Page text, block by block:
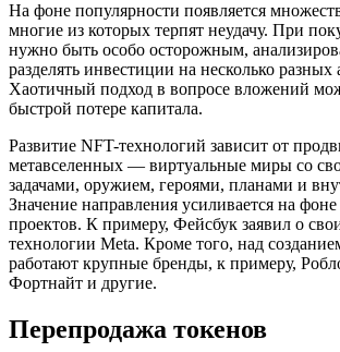
На фоне популярности появляется
многие из которых терпят неудачу. При
нужно быть особо осторожным,
разделять инвестиции на несколько разных
Хаотичный подход в вопросе вложений
быстрой потере капитала.
Развитие NFT-технологий зависит от
метавселенных — виртуальные миры со
задачами, оружием, героями, планами и
Значение направления усиливается на
проектов. К примеру, Фейсбук заявил о
технологии Meta. Кроме того, над
работают крупные бренды, к примеру,
Фортнайт и другие.
Перепродажа токенов